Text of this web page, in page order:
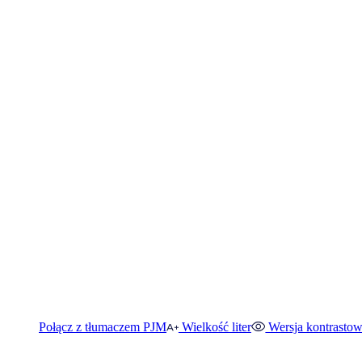
Połącz z tłumaczem PJM Wielkość liter Wersja